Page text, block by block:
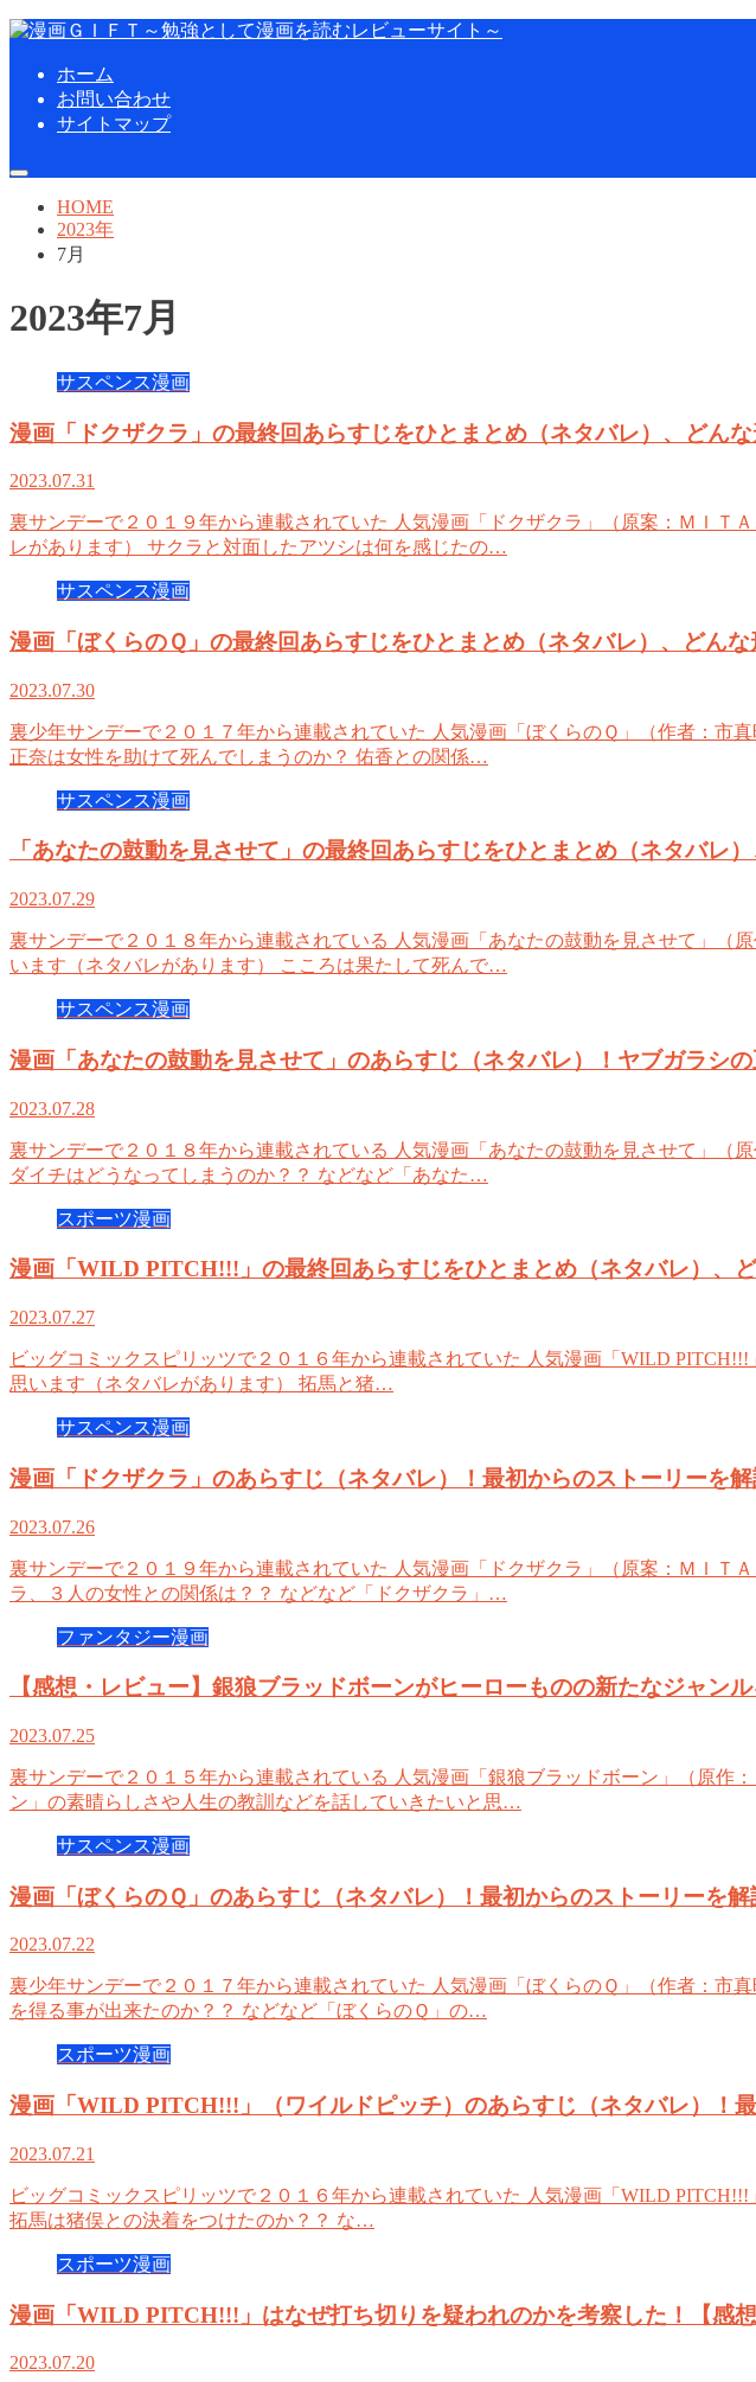
ホーム
お問い合わせ
サイトマップ
HOME
2023年
7月
2023年7月
サスペンス漫画
漫画「ドクザクラ」の最終回あらすじをひとまとめ（ネタバレ）、どん
2023.07.31
裏サンデーで２０１９年から連載されていた 人気漫画「ドクザクラ」（原案：ＭＩＴ
レがあります） サクラと対面したアツシは何を感じたの…
サスペンス漫画
漫画「ぼくらのＱ」の最終回あらすじをひとまとめ（ネタバレ）、どんな
2023.07.30
裏少年サンデーで２０１７年から連載されていた 人気漫画「ぼくらのＱ」（作者：市
正奈は女性を助けて死んでしまうのか？ 佑香との関係…
サスペンス漫画
「あなたの鼓動を見させて」の最終回あらすじをひとまとめ（ネタバレ
2023.07.29
裏サンデーで２０１８年から連載されている 人気漫画「あなたの鼓動を見させて」（
います（ネタバレがあります） こころは果たして死んで…
サスペンス漫画
漫画「あなたの鼓動を見させて」のあらすじ（ネタバレ）！ヤブガラシの
2023.07.28
裏サンデーで２０１８年から連載されている 人気漫画「あなたの鼓動を見させて」（
ダイチはどうなってしまうのか？？ などなど「あなた…
スポーツ漫画
漫画「WILD PITCH!!!」の最終回あらすじをひとまとめ（ネタバレ）、
2023.07.27
ビッグコミックスピリッツで２０１６年から連載されていた 人気漫画「WILD
思います（ネタバレがあります） 拓馬と猪…
サスペンス漫画
漫画「ドクザクラ」のあらすじ（ネタバレ）！最初からのストーリーを解
2023.07.26
裏サンデーで２０１９年から連載されていた 人気漫画「ドクザクラ」（原案：ＭＩＴ
ラ、３人の女性との関係は？？ などなど「ドクザクラ」…
ファンタジー漫画
【感想・レビュー】銀狼ブラッドボーンがヒーローものの新たなジャン
2023.07.25
裏サンデーで２０１５年から連載されている 人気漫画「銀狼ブラッドボーン」（原作
ン」の素晴らしさや人生の教訓などを話していきたいと思…
サスペンス漫画
漫画「ぼくらのＱ」のあらすじ（ネタバレ）！最初からのストーリーを解
2023.07.22
裏少年サンデーで２０１７年から連載されていた 人気漫画「ぼくらのＱ」（作者：市
を得る事が出来たのか？？ などなど「ぼくらのＱ」の…
スポーツ漫画
漫画「WILD PITCH!!!」（ワイルドピッチ）のあらすじ（ネタバレ）！
2023.07.21
ビッグコミックスピリッツで２０１６年から連載されていた 人気漫画「WILD
拓馬は猪俣との決着をつけたのか？？ な…
スポーツ漫画
漫画「WILD PITCH!!!」はなぜ打ち切りを疑われのかを考察した！【感想
2023.07.20